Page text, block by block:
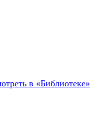
в «Библиотеке»